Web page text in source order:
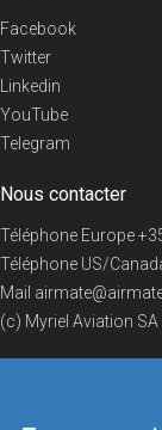
Facebook
Twitter
Linkedin
YouTube
Telegram
Nous contacter
Téléphone Europe
Téléphone US/
Mail
(c) Myriel Aviation SA